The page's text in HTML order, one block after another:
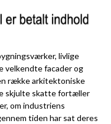
livlige
velkendte facader og
række arkitektoniske
skjulte skatte fortæller
om industriens
tiden har sat deres